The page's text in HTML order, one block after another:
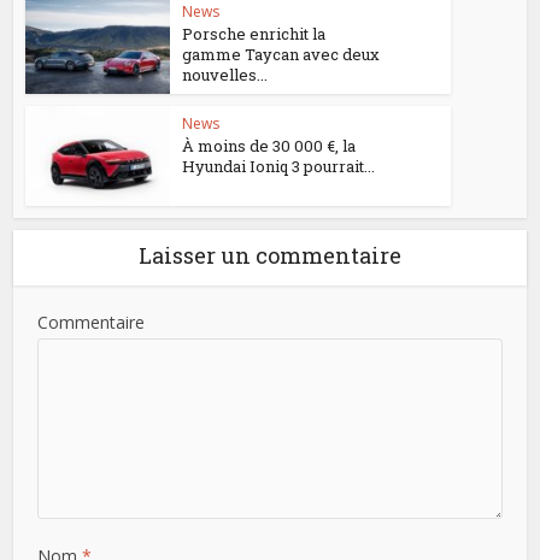
News
Porsche enrichit la
gamme Taycan avec deux
nouvelles...
News
À moins de 30 000 €, la
Hyundai Ioniq 3 pourrait...
Laisser un commentaire
Commentaire
Nom*